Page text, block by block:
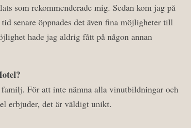
som rekommenderade mig. Sedan kom jag på
senare öppnades det även fina möjligheter till
hade jag aldrig fått på någon annan
För att inte nämna alla vinutbildningar och
erbjuder, det är väldigt unikt.